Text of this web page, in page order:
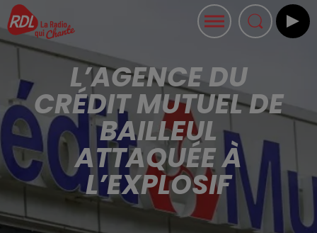
L’AGENCE DU
CRÉDIT MUTUEL DE
BAILLEUL
ATTAQUÉE À
L’EXPLOSIF